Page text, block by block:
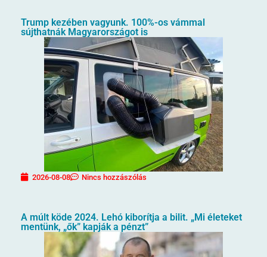
Trump kezében vagyunk. 100%-os vámmal
sújthatnák Magyarországot is
2026-08-08 Nincs hozzászólás
A múlt köde 2024. Lehó kiborítja a bilit. „Mi életeket
mentünk, „ők” kapják a pénzt”